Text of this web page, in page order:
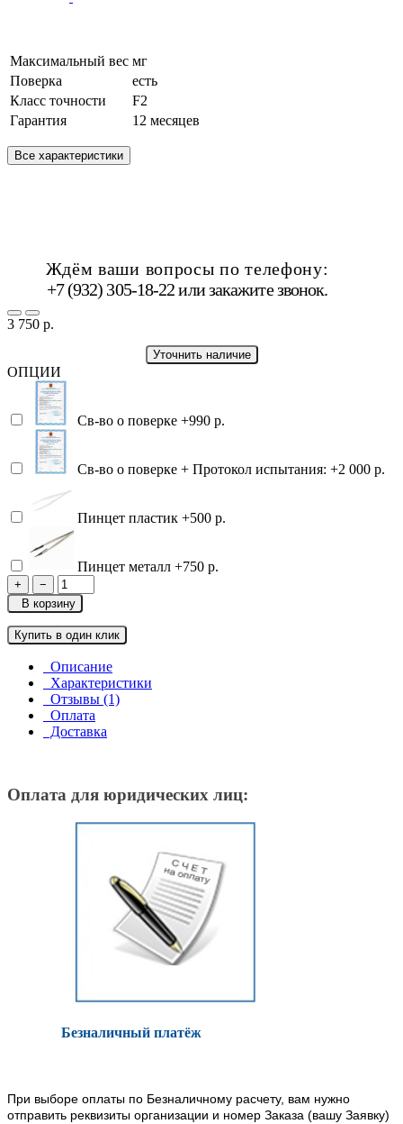
Максимальный вес мг
Поверка
есть
Класс точности
F2
Гарантия
12 месяцев
Все характеристики
Ждём ваши вопросы по телефону:
+7 (932) 305-18-22 илизакажите звонок.
3 750 р.
Уточнить наличие
ОПЦИИ
Св-во о поверке +990 р.
Св-во о поверке + Протокол испытания: +2 000 р.
Пинцет пластик +500 р.
Пинцет металл +750 р.
+
−
В корзину
Купить в один клик
Описание
Характеристики
Отзывы (1)
Оплата
Доставка
Оплата для юридических лиц:
Безналичный платёж
При выборе оплаты по Безналичному расчету, вам нужно
отправить реквизиты организации и номер Заказа (вашу Заявку)